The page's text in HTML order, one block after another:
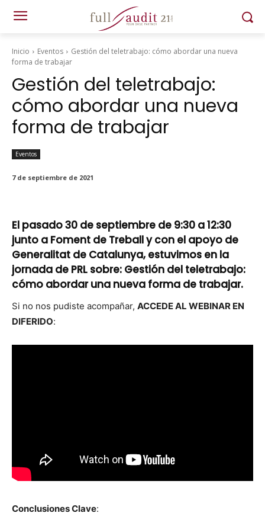
Inicio Eventos
Gestión del teletrabajo: cómo abordar una nueva
forma de trabajar
Gestión del teletrabajo:
cómo abordar una nueva
forma de trabajar
Eventos
7 de septiembre de 2021
El pasado 30 de septiembre de 9:30 a 12:30
junto a Foment de Treball y con el apoyo de
Generalitat de Catalunya, estuvimos en la
jornada de PRL sobre: Gestión del teletrabajo:
cómo abordar una nueva forma de trabajar.
Si no nos pud­iste acom­pañar, ACCEDE AL WEBINAR EN
DIFERIDO:
Con­clu­siones Clave: